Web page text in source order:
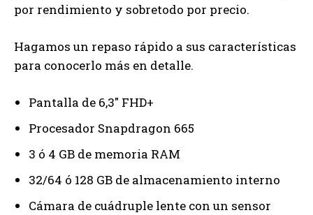
por rendimiento y sobretodo por precio.
Hagamos un repaso rápido a sus características
para conocerlo más en detalle.
Pantalla de 6,3″ FHD+
Procesador Snapdragon 665
3 ó 4 GB de memoria RAM
32/64 ó 128 GB de almacenamiento interno
Cámara de cuádruple lente con un sensor